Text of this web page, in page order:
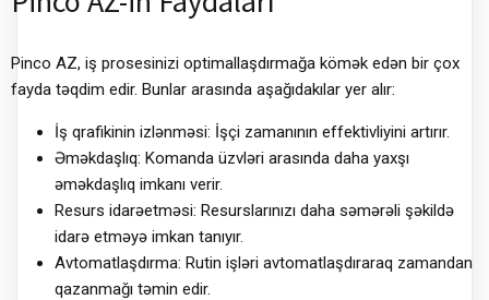
Pinco AZ, iş prosesinizi optimallaşdırmağa kömək edən bir çox
fayda təqdim edir. Bunlar arasında aşağıdakılar yer alır:
İş qrafikinin izlənməsi: İşçi zamanının effektivliyini artırır.
Əməkdaşlıq: Komanda üzvləri arasında daha yaxşı
əməkdaşlıq imkanı verir.
Resurs idarəetməsi: Resurslarınızı daha səmərəli şəkildə
idarə etməyə imkan tanıyır.
Avtomatlaşdırma: Rutin işləri avtomatlaşdıraraq zamandan
qazanmağı təmin edir.